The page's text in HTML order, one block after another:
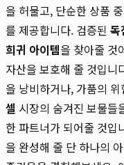
을 허물고, 단순한 상품
를 제공합니다. 검증된 독
희귀 아이템을 찾아줄 것
자산을 보호해 줄 것입니
을 낭비하거나, 가품의
셀 시장의 숨겨진 보물들
한 파트너가 되어줄 것입
을 완성해 줄 단 하나의